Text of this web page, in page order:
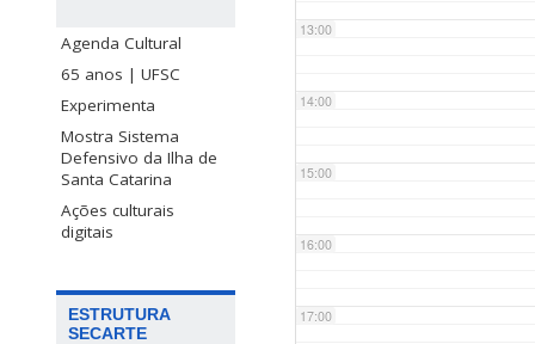
Agenda Cultural
65 anos | UFSC
Experimenta
Mostra Sistema
Defensivo da Ilha de
Santa Catarina
Ações culturais
digitais
ESTRUTURA
SECARTE
13:00
14:00
15:00
16:00
17:00